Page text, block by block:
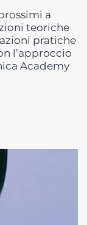
a
teoriche
pratiche
l’approccio
Academy